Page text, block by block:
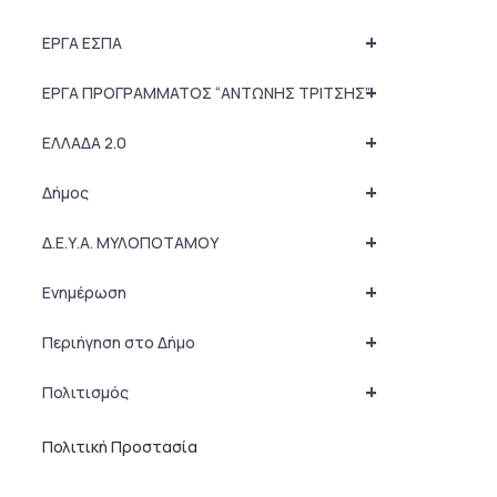
+
ΕΡΓΑ ΕΣΠΑ
+
ΕΡΓΑ ΠΡΟΓΡΑΜΜΑΤΟΣ “ΑΝΤΩΝΗΣ ΤΡΙΤΣΗΣ”
+
ΕΛΛΑΔΑ 2.0
+
Δήμος
+
Δ.Ε.Υ.Α. ΜΥΛΟΠΟΤΑΜΟΥ
+
Ενημέρωση
+
Περιήγηση στο Δήμο
+
Πολιτισμός
Πολιτική Προστασία